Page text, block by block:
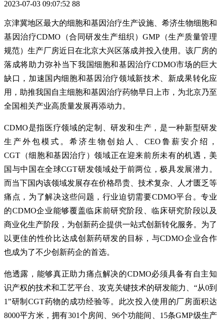
2023-07-03 09:07:52 88
京津冀地区最大的细胞和基因治疗生产设施、希济生物细胞和
基因治疗CDMO（合同研发生产组织）GMP（生产质量管理
规范）生产厂房近日在北京大兴区落成并投入使用。该厂房的
落成将助力弥补当下我国细胞和基因治疗CDMO市场的巨大
缺口，加速国内细胞和基因治疗领域新技术、新成果转化应
用，助推我国自主细胞和基因治疗药物早日上市，为北京乃至
全国相关产业高质量发展再添动力。
CDMO是指医疗领域的定制、研发和生产，是一种新型研发
生产外包模式。希济生物创始人、CEO鲁薪安介绍，
CGT（细胞和基因治疗）领域正在迎来前所未有的机遇，美
国与中国在全球CGT研发领域处于前两位，极具发展潜力。
而当下国内该领域发展存在价格昂贵、技术复杂、人才匮乏等
痛点，为了解决这些问题，行业迫切需要CDMO平台。专业
的CDMO企业能够覆盖临床前研究阶段、临床研究阶段以及
商业化生产阶段，为创新药企提供一站式创新转化服务。为了
以更佳的性价比达成创新药研发的目标，与CDMO企业合作
也成为了不少创新药企的首选。
他透露，能够真正助力痛点解决的CDMO必须具备有自主知
识产权的技术和工艺平台、攻克关键技术的研发能力、“从0到
1”研制CGT药物的成功经验等。此次投入使用的厂房面积达
8000平方米，拥有301个房间、96个功能间、15条GMP级生产